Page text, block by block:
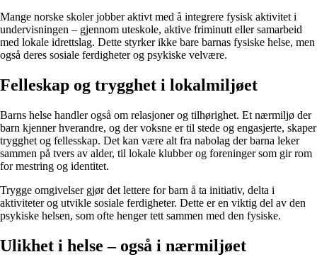
Mange norske skoler jobber aktivt med å integrere fysisk aktivitet i
undervisningen – gjennom uteskole, aktive friminutt eller samarbeid
med lokale idrettslag. Dette styrker ikke bare barnas fysiske helse, men
også deres sosiale ferdigheter og psykiske velvære.
Felleskap og trygghet i lokalmiljøet
Barns helse handler også om relasjoner og tilhørighet. Et nærmiljø der
barn kjenner hverandre, og der voksne er til stede og engasjerte, skaper
trygghet og fellesskap. Det kan være alt fra nabolag der barna leker
sammen på tvers av alder, til lokale klubber og foreninger som gir rom
for mestring og identitet.
Trygge omgivelser gjør det lettere for barn å ta initiativ, delta i
aktiviteter og utvikle sosiale ferdigheter. Dette er en viktig del av den
psykiske helsen, som ofte henger tett sammen med den fysiske.
Ulikhet i helse – også i nærmiljøet